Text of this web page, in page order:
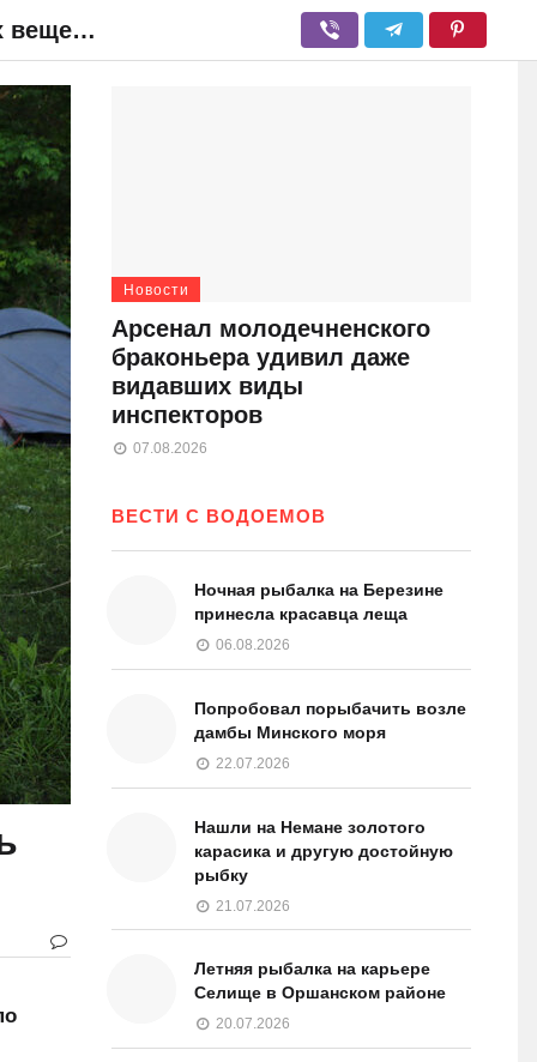
Имеют ли право работники Госинспекции проводить досмотр автомобилей и личных вещей граждан?
Новости
Арсенал молодечненского
браконьера удивил даже
видавших виды
инспекторов
07.08.2026
ВЕСТИ С ВОДОЕМОВ
Ночная рыбалка на Березине
принесла красавца леща
06.08.2026
Попробовал порыбачить возле
дамбы Минского моря
22.07.2026
Нашли на Немане золотого
карасика и другую достойную
рыбку
21.07.2026
Летняя рыбалка на карьере
Селище в Оршанском районе
20.07.2026